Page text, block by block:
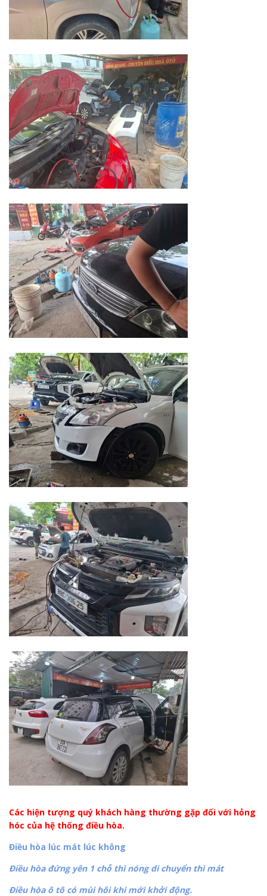
Các hiện tượng quý khách hàng thường gặp đối với hỏng
hóc của hệ thống điều hòa.
Điều hòa lúc mát lúc không
Điều hòa đứng yên 1 chỗ thì nóng di chuyển thì mát
Điều hòa ô tô có mùi hôi khi mới khởi động.